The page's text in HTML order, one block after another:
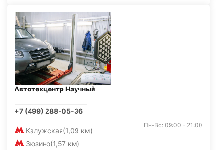
Автотехцентр Научный
+7 (499) 288-05-36
Калужская(1,09 км)
Зюзино(1,57 км)
Пн-Вс: 09:00 - 21:00